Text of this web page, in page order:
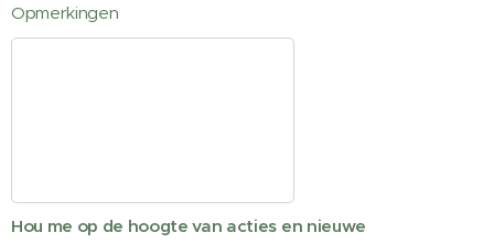
Opmerkingen
Hou me op de hoogte van acties en nieuwe